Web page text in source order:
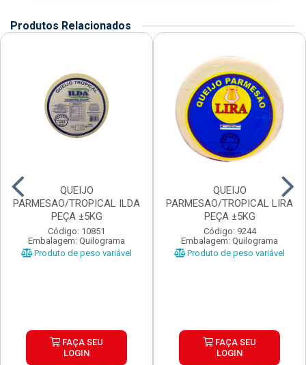
Produtos Relacionados
QUEIJO
PARMESAO/TROPICAL ILDA
PEÇA ±5KG
Código: 10851
Embalagem: Quilograma
Produto de peso variável
FAÇA SEU
LOGIN
QUEIJO
PARMESAO/TROPICAL LIRA
PEÇA ±5KG
Código: 9244
Embalagem: Quilograma
Produto de peso variável
FAÇA SEU
LOGIN